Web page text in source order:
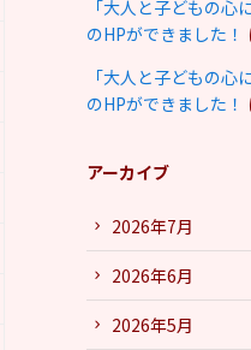
「大人と子どもの心
のHPができました！
「大人と子どもの心
のHPができました！
アーカイブ
2026年7月
2026年6月
2026年5月